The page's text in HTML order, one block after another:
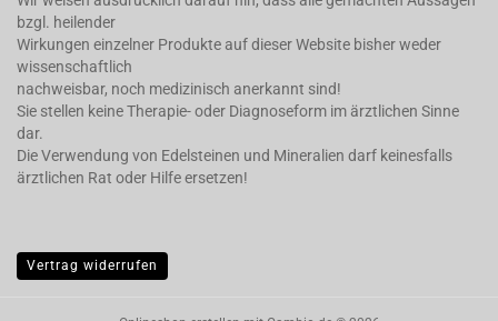
bzgl. heilender
Wirkungen einzelner Produkte auf dieser Website bisher weder
wissenschaftlich
nachweisbar, noch medizinisch anerkannt sind!
Sie stellen keine Therapie- oder Diagnoseform im ärztlichen Sinne
dar.
Die Verwendung von Edelsteinen und Mineralien darf keinesfalls
ärztlichen Rat oder Hilfe ersetzen!
Vertrag widerrufen